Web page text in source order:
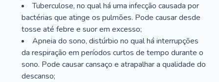
Tuberculose, no qual há uma infecção causada por
bactérias que atinge os pulmões. Pode causar desde
tosse até febre e suor em excesso;
Apneia do sono, distúrbio no qual há interrupções
da respiração em períodos curtos de tempo durante o
sono. Pode causar cansaço e atrapalhar a qualidade do
descanso;